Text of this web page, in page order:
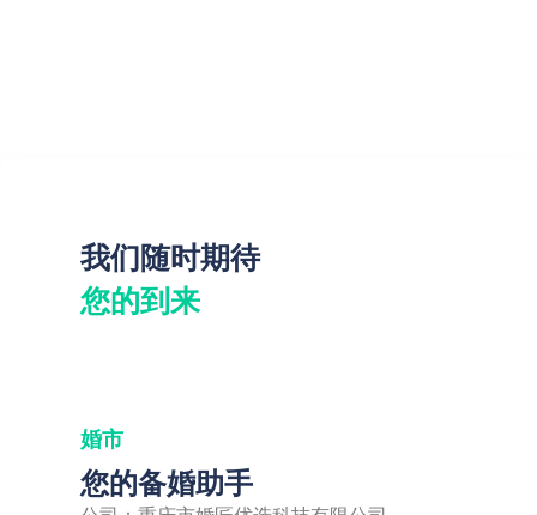
我们随时期待
您的到来
婚市
您的备婚助手